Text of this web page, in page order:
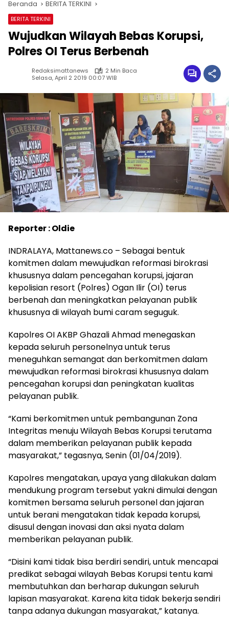
Beranda BERITA TERKINI
BERITA TERKINI
Wujudkan Wilayah Bebas Korupsi,
Polres OI Terus Berbenah
Redaksimattanews
2 Min Baca
Selasa, April 2 2019 00:07 WIB
Reporter : Oldie
INDRALAYA, Mattanews.co – Sebagai bentuk
komitmen dalam mewujudkan reformasi birokrasi
khususnya dalam pencegahan korupsi, jajaran
kepolisian resort (Polres) Ogan Ilir (OI) terus
berbenah dan meningkatkan pelayanan publik
khususnya di wilayah bumi caram seguguk.
Kapolres OI AKBP Ghazali Ahmad menegaskan
kepada seluruh personelnya untuk terus
meneguhkan semangat dan berkomitmen dalam
mewujudkan reformasi birokrasi khususnya dalam
pencegahan korupsi dan peningkatan kualitas
pelayanan publik.
“Kami berkomitmen untuk pembangunan Zona
Integritas menuju Wilayah Bebas Korupsi terutama
dalam memberikan pelayanan publik kepada
masyarakat,” tegasnya, Senin (01/04/2019).
Kapolres mengatakan, upaya yang dilakukan dalam
mendukung program tersebut yakni dimulai dengan
komitmen bersama seluruh personel dan jajaran
untuk berani mengatakan tidak kepada korupsi,
disusul dengan inovasi dan aksi nyata dalam
memberikan pelayanan publik.
“Disini kami tidak bisa berdiri sendiri, untuk mencapai
predikat sebagai wilayah Bebas Korupsi tentu kami
membutuhkan dan berharap dukungan seluruh
lapisan masyarakat. Karena kita tidak bekerja sendiri
tanpa adanya dukungan masyarakat,” katanya.